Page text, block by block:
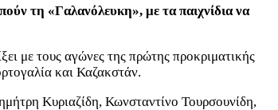
τη «Γαλανόλευκη», με τα παιχνίδια να
με τους αγώνες της πρώτης προκριματικής
και Καζακστάν.
Κυριαζίδη, Κωνσταντίνο Τουρσουνίδη,